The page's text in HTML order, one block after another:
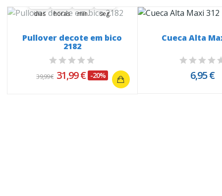
dias horas min. seg.
Pullover decote em bico
2182
39,99 € 31,99 € -20%
Cueca Alta
6,95 €